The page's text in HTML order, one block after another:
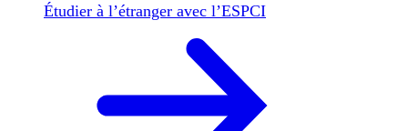
Étudier à l’étranger avec l’ESPCI